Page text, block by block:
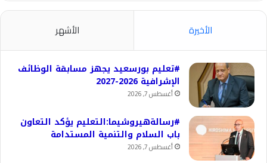
الأخيرة الأشهر
#تعليم بورسعيد يجهز مسابقة الوظائف
الإشرافية 2026-2027
أغسطس 7, 2026
#رسالةهيروشيما:التعليم يؤكد التعاون
باب السلام والتنمية المستدامة
أغسطس 7, 2026